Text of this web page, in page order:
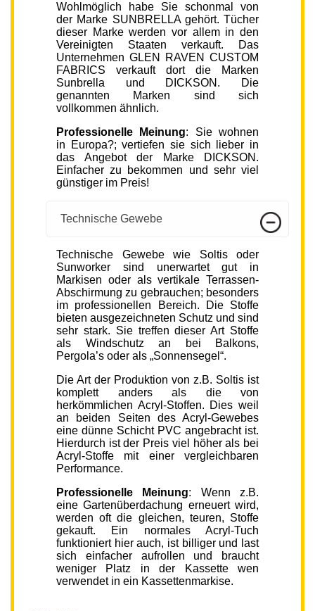
Wohlmöglich habe Sie schonmal von
der Marke SUNBRELLA gehört. Tücher
dieser Marke werden vor allem in den
Vereinigten Staaten verkauft. Das
Unternehmen GLEN RAVEN CUSTOM
FABRICS verkauft dort die Marken
Sunbrella und DICKSON. Die
genannten Marken sind sich
vollkommen ähnlich.
Professionelle Meinung: Sie wohnen
in Europa?; vertiefen sie sich lieber in
das Angebot der Marke DICKSON.
Einfacher zu bekommen und sehr viel
günstiger im Preis!
Technische Gewebe
Technische Gewebe wie Soltis oder
Sunworker sind unerwartet gut in
Markisen oder als vertikale Terrassen-
Abschirmung zu gebrauchen; besonders
im professionellen Bereich. Die Stoffe
bieten ausgezeichneten Schutz und sind
sehr stark. Sie treffen dieser Art Stoffe
als Windschutz an bei Balkons,
Pergola’s oder als „Sonnensegel“.
Die Art der Produktion von z.B. Soltis ist
komplett anders als die von
herkömmlichen Acryl-Stoffen. Dies weil
an beiden Seiten des Acryl-Gewebes
eine dünne Schicht PVC angebracht ist.
Hierdurch ist der Preis viel höher als bei
Acryl-Stoffe mit einer vergleichbaren
Performance.
Professionelle Meinung: Wenn z.B.
eine Gartenüberdachung erneuert wird,
werden oft die gleichen, teuren, Stoffe
gekauft. Ein normales Acryl-Tuch
funktioniert hier auch, ist billiger und last
sich einfacher aufrollen und braucht
weniger Platz in der Kassette wen
verwendet in ein Kassettenmarkise.